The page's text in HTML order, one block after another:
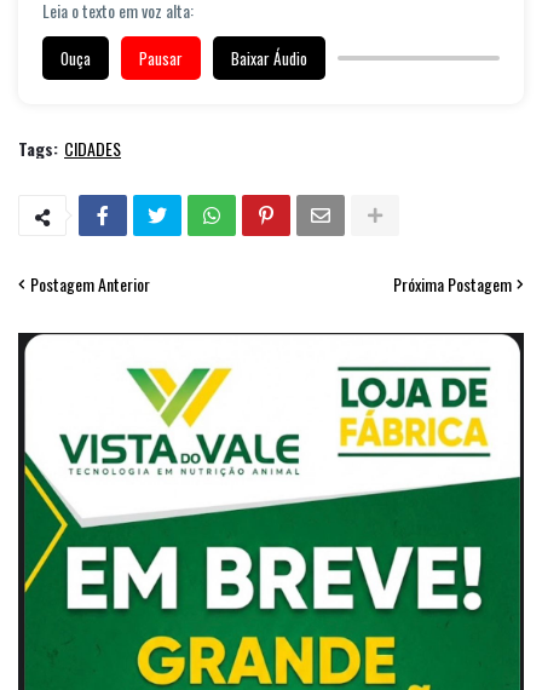
Leia o texto em voz alta:
Ouça Pausar Baixar Áudio
Tags: CIDADES
Postagem Anterior Próxima Postagem